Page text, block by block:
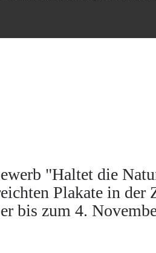
"Haltet die
Plakate in der
bis zum 4.